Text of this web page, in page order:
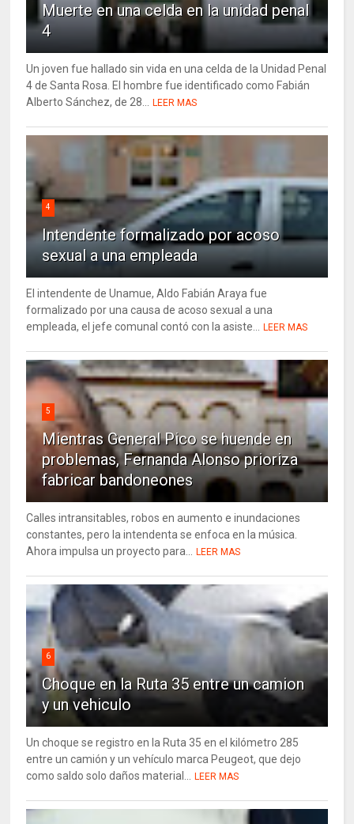
Muerte en una celda en la unidad penal
4
Un joven fue hallado sin vida en una celda de la Unidad Penal
4 de Santa Rosa. El hombre fue identificado como Fabián
Alberto Sánchez, de 28...
LEER MAS
4
Intendente formalizado por acoso
sexual a una empleada
El intendente de Unamue, Aldo Fabián Araya fue
formalizado por una causa de acoso sexual a una
empleada, el jefe comunal contó con la asiste...
LEER MAS
5
Mientras General Pico se huende en
problemas, Fernanda Alonso prioriza
fabricar bandoneones
Calles intransitables, robos en aumento e inundaciones
constantes, pero la intendenta se enfoca en la música.
Ahora impulsa un proyecto para...
LEER MAS
6
Choque en la Ruta 35 entre un camion
y un vehiculo
Un choque se registro en la Ruta 35 en el kilómetro 285
entre un camión y un vehículo marca Peugeot, que dejo
como saldo solo daños material...
LEER MAS